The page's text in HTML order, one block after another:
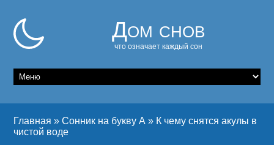
Дом снов
что означает каждый сон
Главная »Сонник на букву А » К чему снятся акулы в
чистой воде